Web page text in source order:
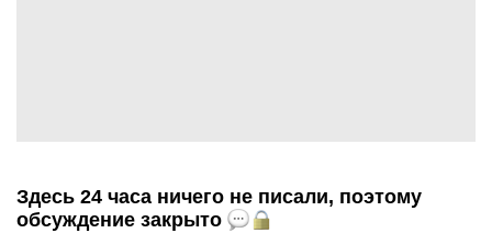
Здесь 24 часа ничего не писали, поэтому
обсуждение закрыто